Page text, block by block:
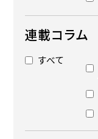
連載コラム
すべて